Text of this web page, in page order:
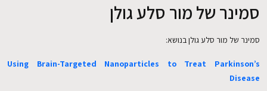
מחקר
חדשות ואירועים
סמינר של מור סלע גולן
סמינר של מור סלע גולן בנושא:
Using Brain-Targeted Nanoparticles to Treat Parkinson’s
Disease